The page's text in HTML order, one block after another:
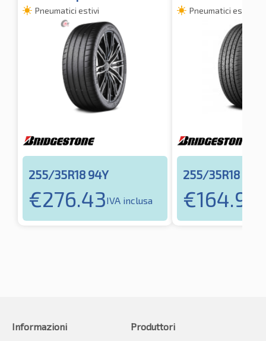
Pneumatici estivi
255/35R18 94Y
€276.43IVA inclusa
Pneumatici estivi
255/35R18 90Y
€164.94
Informazioni
Produttori